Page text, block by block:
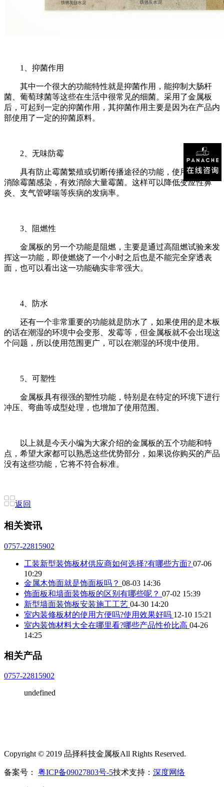
1、抑菌作用
其中一个很大的功能特性就是抑菌作用，能抑制大肠杆
菌、葡萄球菌等这些在生活中很常见的细菌。采用了金属板
后，可起到一定的抑菌作用，其抑菌作用主要是因为在产品内
部使用了一定的抑菌原料。
2、无味防霉
具有防止霉菌繁殖或切断传播途径的功能，使用后能有效
消除霉菌感染，有效消除大量霉菌。这样可以降低变应性鼻
炎、支气管哮喘等疾病的发病率。
3、阻燃性
金属板的另一个功能是阻燃，主要是通过高阻燃试验来发
挥这一功能，即使燃烧了一个小时之后也是不能完全穿透表
面，也可以看出这一功能确实非常强大。
4、防水
还有一个非常重要的功能就是防水了，如果使用的是木板
的话在潮湿的环境中会变形、发霉等，但金属板就不会出现这
个问题，所以使用范围更广，可以在潮湿的环境中使用。
5、可塑性
金属板具有很强的塑性功能，特别是在特定的环境下进行
冲压、弯曲等成型处理，也增加了使用范围。
以上就是今天小编为大家介绍的金属板的五个功能和特
点，希望大家都可以熟悉这些优势部分，如果说你购买的产品
没有这些功能，它将不符合标准。
返回
相关资讯
0757-22815902
工装新型装饰板材供应商如何选择?有哪些方面? 07-06
10:29
金属木饰面就是饰面板吗？ 08-03 14:36
饰面板和墙面装饰板的区别有哪些呢？ 07-02 15:39
新型墙面装饰板安装施工工艺 04-30 14:20
室内装修板材的使用方便吗?使用效果好吗 12-10 15:21
室内装饰材料大全在哪里看?哪些产品性价比高 04-26
14:25
相关产品
0757-22815902
undefined
Copyright © 2019 品择科技金属板All Rights Reserved.
备案号： 粤ICP备09027803号-5技术支持： 深度网络